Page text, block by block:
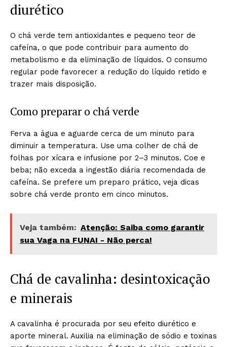
diurético
O chá verde tem antioxidantes e pequeno teor de
cafeína, o que pode contribuir para aumento do
metabolismo e da eliminação de líquidos. O consumo
regular pode favorecer a redução do líquido retido e
trazer mais disposição.
Como preparar o chá verde
Ferva a água e aguarde cerca de um minuto para
diminuir a temperatura. Use uma colher de chá de
folhas por xícara e infusione por 2–3 minutos. Coe e
beba; não exceda a ingestão diária recomendada de
cafeína. Se prefere um preparo prático, veja dicas
sobre chá verde pronto em cinco minutos.
Veja também: Atenção: Saiba como garantir
sua Vaga na FUNAI - Não perca!
Chá de cavalinha: desintoxicação
e minerais
A cavalinha é procurada por seu efeito diurético e
aporte mineral. Auxilia na eliminação de sódio e toxinas